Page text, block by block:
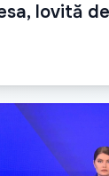
lovită